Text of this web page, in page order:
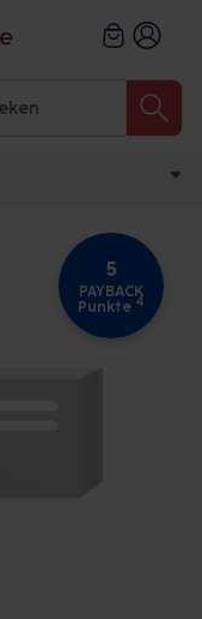
5
PAYBACK
Punkte 4